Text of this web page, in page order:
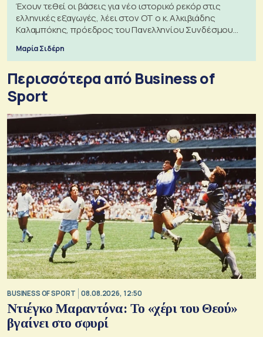
Έχουν τεθεί οι βάσεις για νέο ιστορικό ρεκόρ στις
ελληνικές εξαγωγές, λέει στον ΟΤ ο κ. Αλκιβιάδης
Καλαμπόκης, πρόεδρος του Πανελληνίου Συνδέσμου
Μαρία Σιδέρη
Περισσότερα από Business of
Sport
BUSINESS OF SPORT 08.08.2026, 12:50
Ντιέγκο Μαραντόνα: Το «χέρι του Θεού»
βγαίνει στο σφυρί